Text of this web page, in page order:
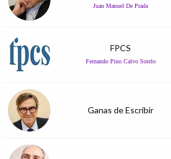
Juan Manuel De Prada
FPCS
Fernando Pino Calvo Sotelo
Ganas de Escribir